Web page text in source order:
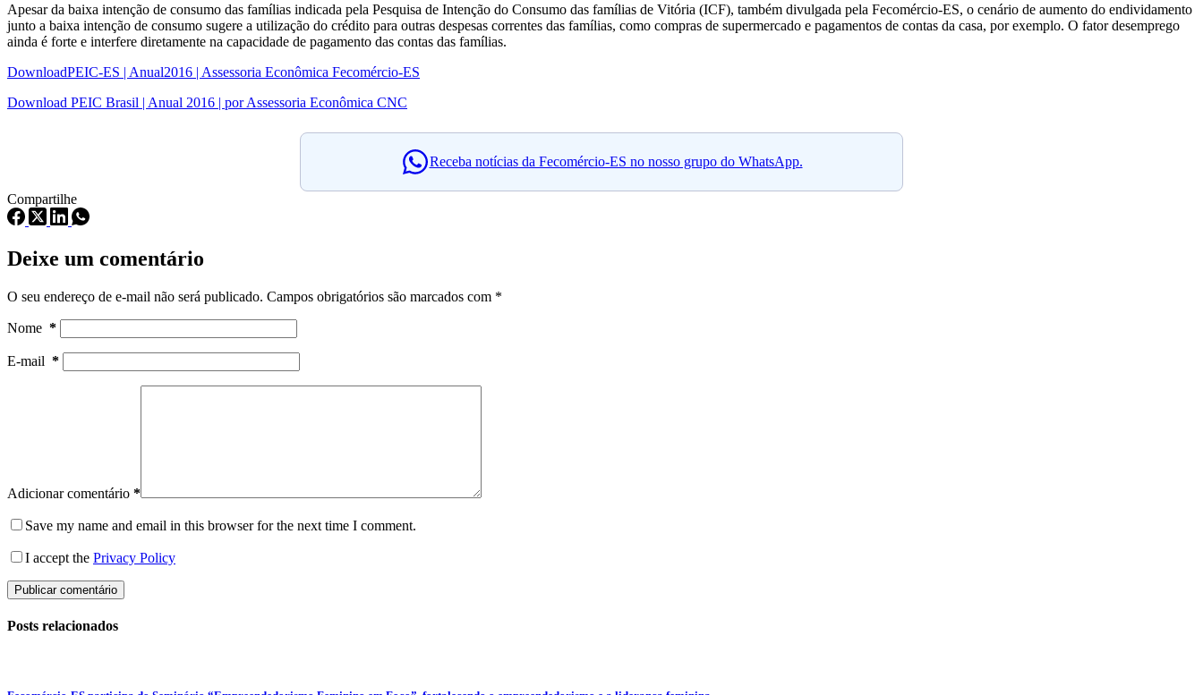
Apesar da baixa intenção de consumo das famílias indicada pela Pesquisa de Intenção do Consumo das famílias de Vitória (ICF), também divulgada pela Fecomércio-ES, o cenário de aumento do endividamento
junto a baixa intenção de consumo sugere a utilização do crédito para outras despesas correntes das famílias, como compras de supermercado e pagamentos de contas da casa, por exemplo. O fator desemprego
ainda é forte e interfere diretamente na capacidade de pagamento das contas das famílias.
DownloadPEIC-ES | Anual2016 | Assessoria Econômica Fecomércio-ES
Download PEIC Brasil | Anual 2016 | por Assessoria Econômica CNC
Receba notícias da Fecomércio-ES no nosso grupo do WhatsApp.
Compartilhe
Deixe um comentário
O seu endereço de e-mail não será publicado. Campos obrigatórios são marcados com *
Nome *
E-mail *
Adicionar comentário *
Save my name and email in this browser for the next time I comment.
I accept the Privacy Policy
Publicar comentário
Posts relacionados